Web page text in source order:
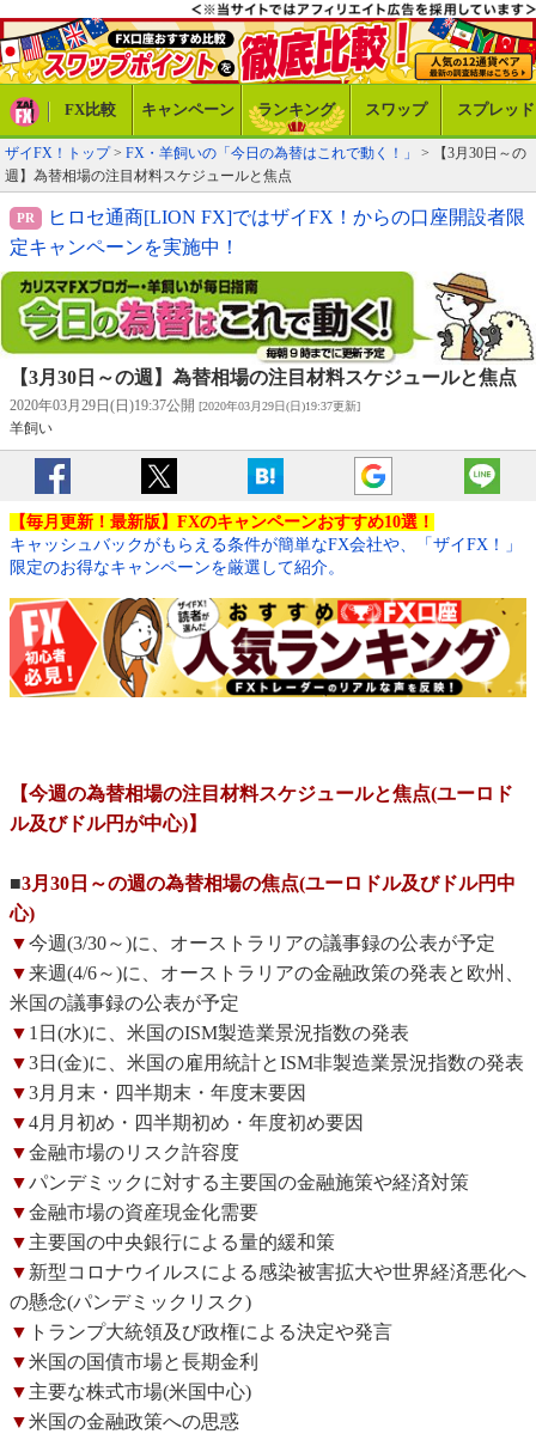
FX比較 キャンペーン ランキング スワップ スプレッド
ザイFX！トップ> FX・羊飼いの「今日の為替はこれで動く！」
> 【3月30日～の
週】為替相場の注目材料スケジュールと焦点
ヒロセ通商[LION FX]ではザイFX！からの口座開設者限
定キャンペーンを実施中！
【3月30日～の週】為替相場の注目材料スケジュールと焦点
2020年03月29日(日)19:37公開 [2020年03月29日(日)19:37更新]
羊飼い
【毎月更新！最新版】FXのキャンペーンおすすめ10選！
キャッシュバックがもらえる条件が簡単なFX会社や、「ザイFX！」
限定のお得なキャンペーンを厳選して紹介。
【今週の為替相場の注目材料スケジュールと焦点(ユーロド
ル及びドル円が中心)】
■3月30日～の週の為替相場の焦点(ユーロドル及びドル円中
心)
▼今週(3/30～)に、オーストラリアの議事録の公表が予定
▼来週(4/6～)に、オーストラリアの金融政策の発表と欧州、
米国の議事録の公表が予定
▼ 1日(水)に、米国のISM製造業景況指数の発表
▼3日(金)に、米国の雇用統計とISM非製造業景況指数の発表
▼3月月末・四半期末・年度末要因
▼4月月初め・四半期初め・年度初め要因
▼金融市場のリスク許容度
▼パンデミックに対する主要国の金融施策や経済対策
▼金融市場の資産現金化需要
▼ 主要国の中央銀行による量的緩和策
▼ 新型コロナウイルスによる感染被害拡大や世界経済悪化へ
の懸念(パンデミックリスク)
▼ トランプ大統領及び政権による決定や発言
▼米国の国債市場と長期金利
▼ 主要な株式市場(米国中心)
▼米国の金融政策への思惑